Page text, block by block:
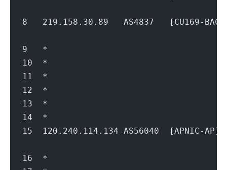
8   219.158.30.89   AS4837   [CU169-
9   *
10  *
11  *
12  *
13  *
14  *
15  120.240.114.134 AS56040  [APNIC-
16  *